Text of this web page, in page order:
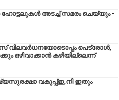
ഹോട്ടലുകൾ അടച്ച് സമരം ചെയ്യും -
പെട്രോൾ,
ഒഴിവാക്കാന്‍ കഴിയില്ലെന്ന്
വകുപ്പ്ഇ,നി ഇതും